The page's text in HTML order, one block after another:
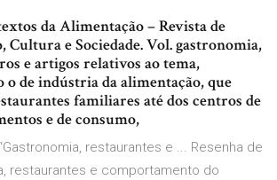
da Alimentação – Revista de
Cultura e Sociedade. Vol. gastronomia,
e artigos relativos ao tema,
o de indústria da alimentação, que
familiares até dos centros de
e de consumo,
restaurantes e ... Resenha de
restaurantes e comportamento do